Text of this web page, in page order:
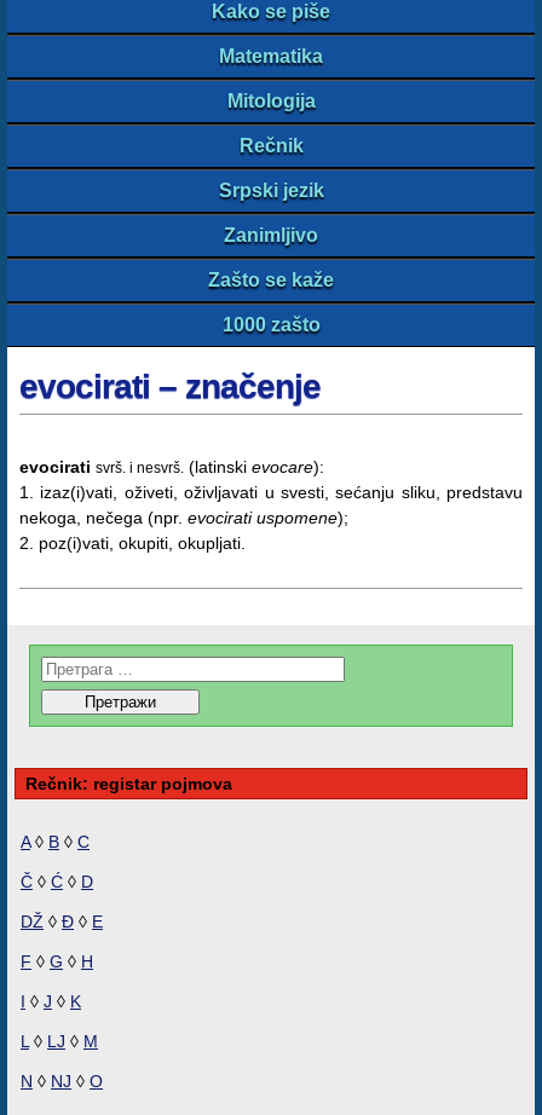
Kako se piše
Matematika
Mitologija
Rečnik
Srpski jezik
Zanimljivo
Zašto se kaže
1000 zašto
evocirati – značenje
evocirati svrš. i nesvrš. (latinski evocare):
1. izaz(i)vati, oživeti, oživljavati u svesti, sećanju sliku, predstavu
nekoga, nečega (npr. evocirati uspomene);
2. poz(i)vati, okupiti, okupljati.
Rečnik: registar pojmova
A◊ B ◊ C
Č ◊ Ć ◊ D
DŽ ◊ Đ ◊ E
F ◊ G ◊ H
I ◊ J ◊ K
L ◊ LJ ◊ M
N ◊ NJ ◊ O